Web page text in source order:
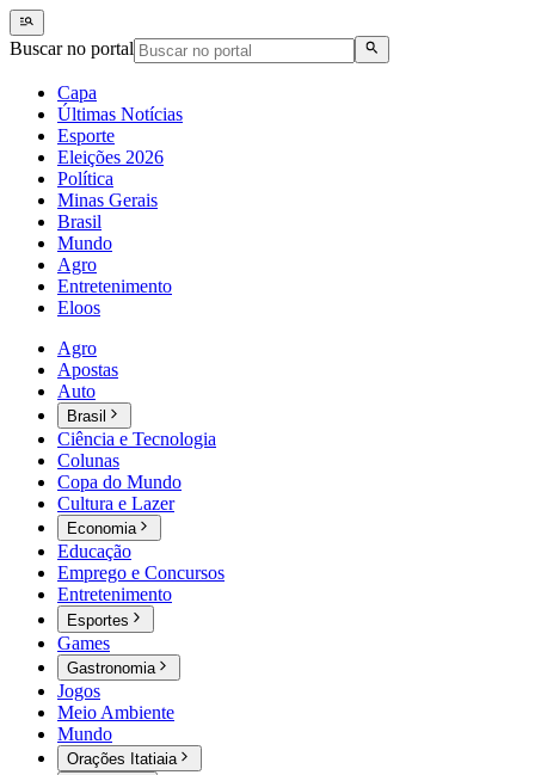
Buscar no portal
Capa
Últimas Notícias
Esporte
Eleições 2026
Política
Minas Gerais
Brasil
Mundo
Agro
Entretenimento
Eloos
Agro
Apostas
Auto
Brasil
Ciência e Tecnologia
Colunas
Copa do Mundo
Cultura e Lazer
Economia
Educação
Emprego e Concursos
Entretenimento
Esportes
Games
Gastronomia
Jogos
Meio Ambiente
Mundo
Orações Itatiaia